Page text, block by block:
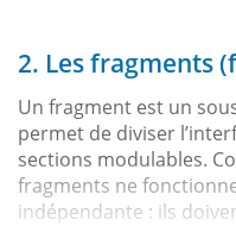
2. Les fragments
Un fragment est un
permet de diviser
sections modulables.
fragments ne
indépendante : ils